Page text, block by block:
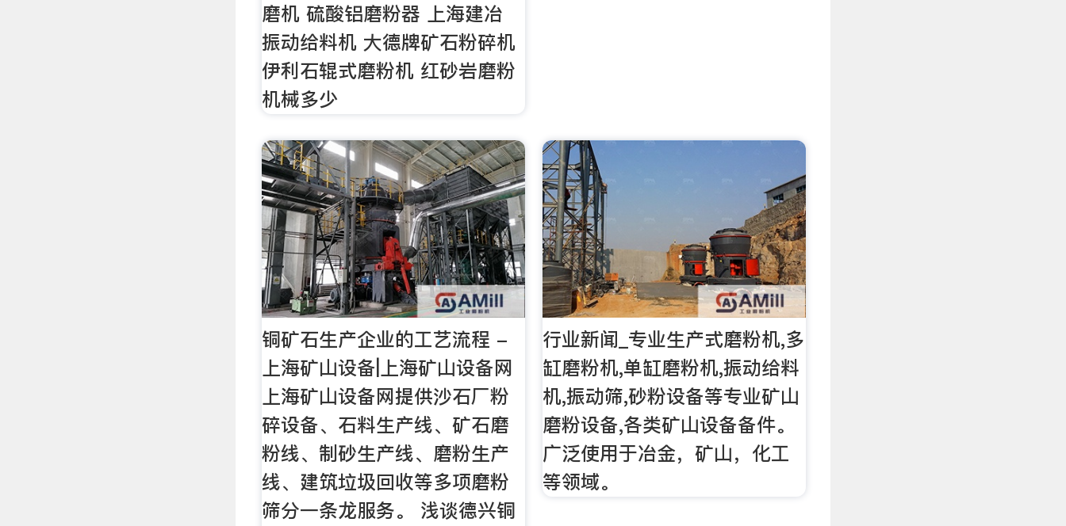
磨机 硫酸铝磨粉器 上海建冶
振动给料机 大德牌矿石粉碎机
伊利石辊式磨粉机 红砂岩磨粉
机械多少
铜矿石生产企业的工艺流程 -
上海矿山设备|上海矿山设备网
上海矿山设备网提供沙石厂粉
碎设备、石料生产线、矿石磨
粉线、制砂生产线、磨粉生产
线、建筑垃圾回收等多项磨粉
筛分一条龙服务。 浅谈德兴铜
行业新闻_专业生产式磨粉机,多
缸磨粉机,单缸磨粉机,振动给料
机,振动筛,砂粉设备等专业矿山
磨粉设备,各类矿山设备备件。
广泛使用于冶金，矿山，化工
等领域。